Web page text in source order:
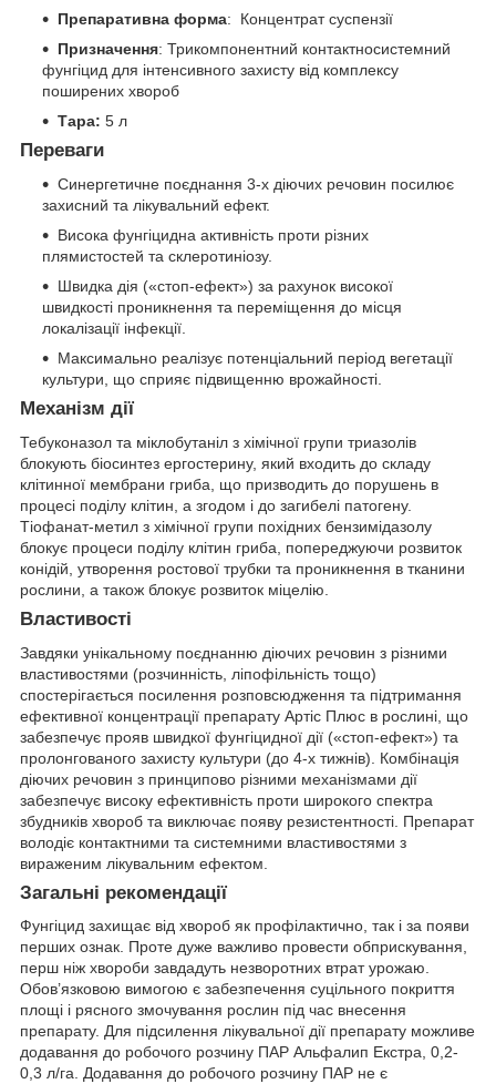
Препаративна форма: Концентрат суспензії
Призначення: Трикомпонентний контактносистемний
фунгіцид для інтенсивного захисту від комплексу
поширених хвороб
Тара: 5 л
Переваги
Синергетичне поєднання 3-х діючих речовин посилює
захисний та лікувальний ефект.
Висока фунгіцидна активність проти різних
плямистостей та склеротиніозу.
Швидка дія («стоп-ефект») за рахунок високої
швидкості проникнення та переміщення до місця
локалізації інфекції.
Максимально реалізує потенціальний період вегетації
культури, що сприяє підвищенню врожайності.
Механізм дії
Тебуконазол та міклобутаніл з хімічної групи триазолів
блокують біосинтез ергостерину, який входить до складу
клітинної мембрани гриба, що призводить до порушень в
процесі поділу клітин, а згодом і до загибелі патогену.
Тіофанат-метил з хімічної групи похідних бензимідазолу
блокує процеси поділу клітин гриба, попереджуючи розвиток
конідій, утворення ростової трубки та проникнення в тканини
рослини, а також блокує розвиток міцелію.
Властивості
Завдяки унікальному поєднанню діючих речовин з різними
властивостями (розчинність, ліпофільність тощо)
спостерігається посилення розповсюдження та підтримання
ефективної концентрації препарату Артіс Плюс в рослині, що
забезпечує прояв швидкої фунгіцидної дії («стоп-ефект») та
пролонгованого захисту культури (до 4-х тижнів). Комбінація
діючих речовин з принципово різними механізмами дії
забезпечує високу ефективність проти широкого спектра
збудників хвороб та виключає появу резистентності. Препарат
володіє контактними та системними властивостями з
вираженим лікувальним ефектом.
Загальні рекомендації
Фунгіцид захищає від хвороб як профілактично, так і за появи
перших ознак. Проте дуже важливо провести обприскування,
перш ніж хвороби завдадуть незворотних втрат урожаю.
Обов’язковою вимогою є забезпечення суцільного покриття
площі і рясного змочування рослин під час внесення
препарату. Для підсилення лікувальної дії препарату можливе
додавання до робочого розчину ПАР Альфалип Екстра, 0,2-
0,3 л/га. Додавання до робочого розчину ПАР не є